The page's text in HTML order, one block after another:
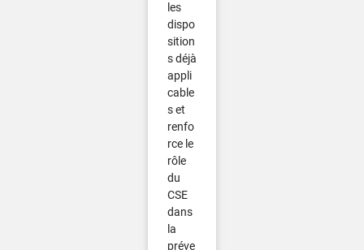
les
dispo
sition
s déjà
appli
cable
s et
renfo
rce le
rôle
du
CSE
dans
la
préve